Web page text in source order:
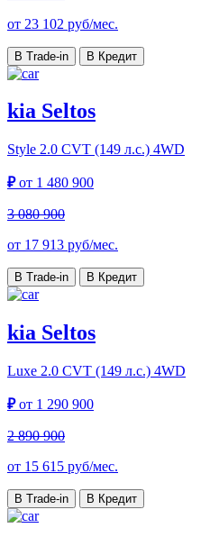
от 23 102 руб/мес.
В Trade-in В Кредит
kia Seltos
Style 2.0 CVT (149 л.с.) 4WD
₽от 1 480 900
3 080 900
от 17 913 руб/мес.
В Trade-in В Кредит
kia Seltos
Luxe 2.0 CVT (149 л.с.) 4WD
₽от 1 290 900
2 890 900
от 15 615 руб/мес.
В Trade-in В Кредит